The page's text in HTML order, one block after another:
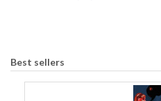
Best sellers